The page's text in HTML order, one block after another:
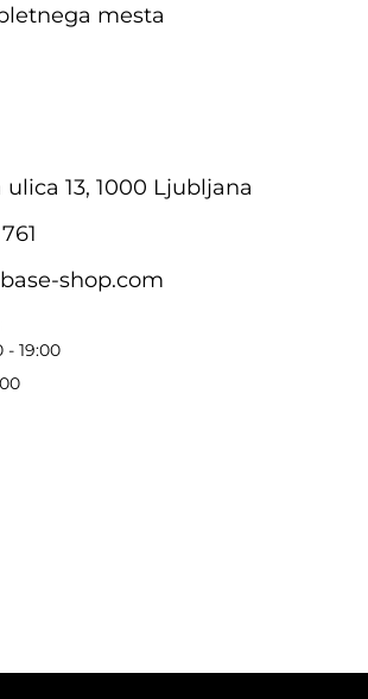
mesta
13, 1000 Ljubljana
shop.com
- 19:00